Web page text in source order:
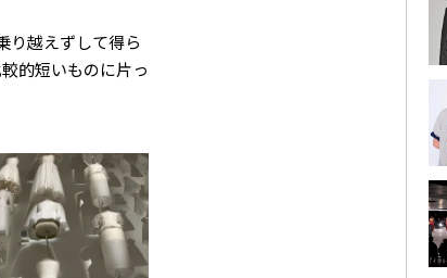
り越えずして得ら
的短いものに片っ